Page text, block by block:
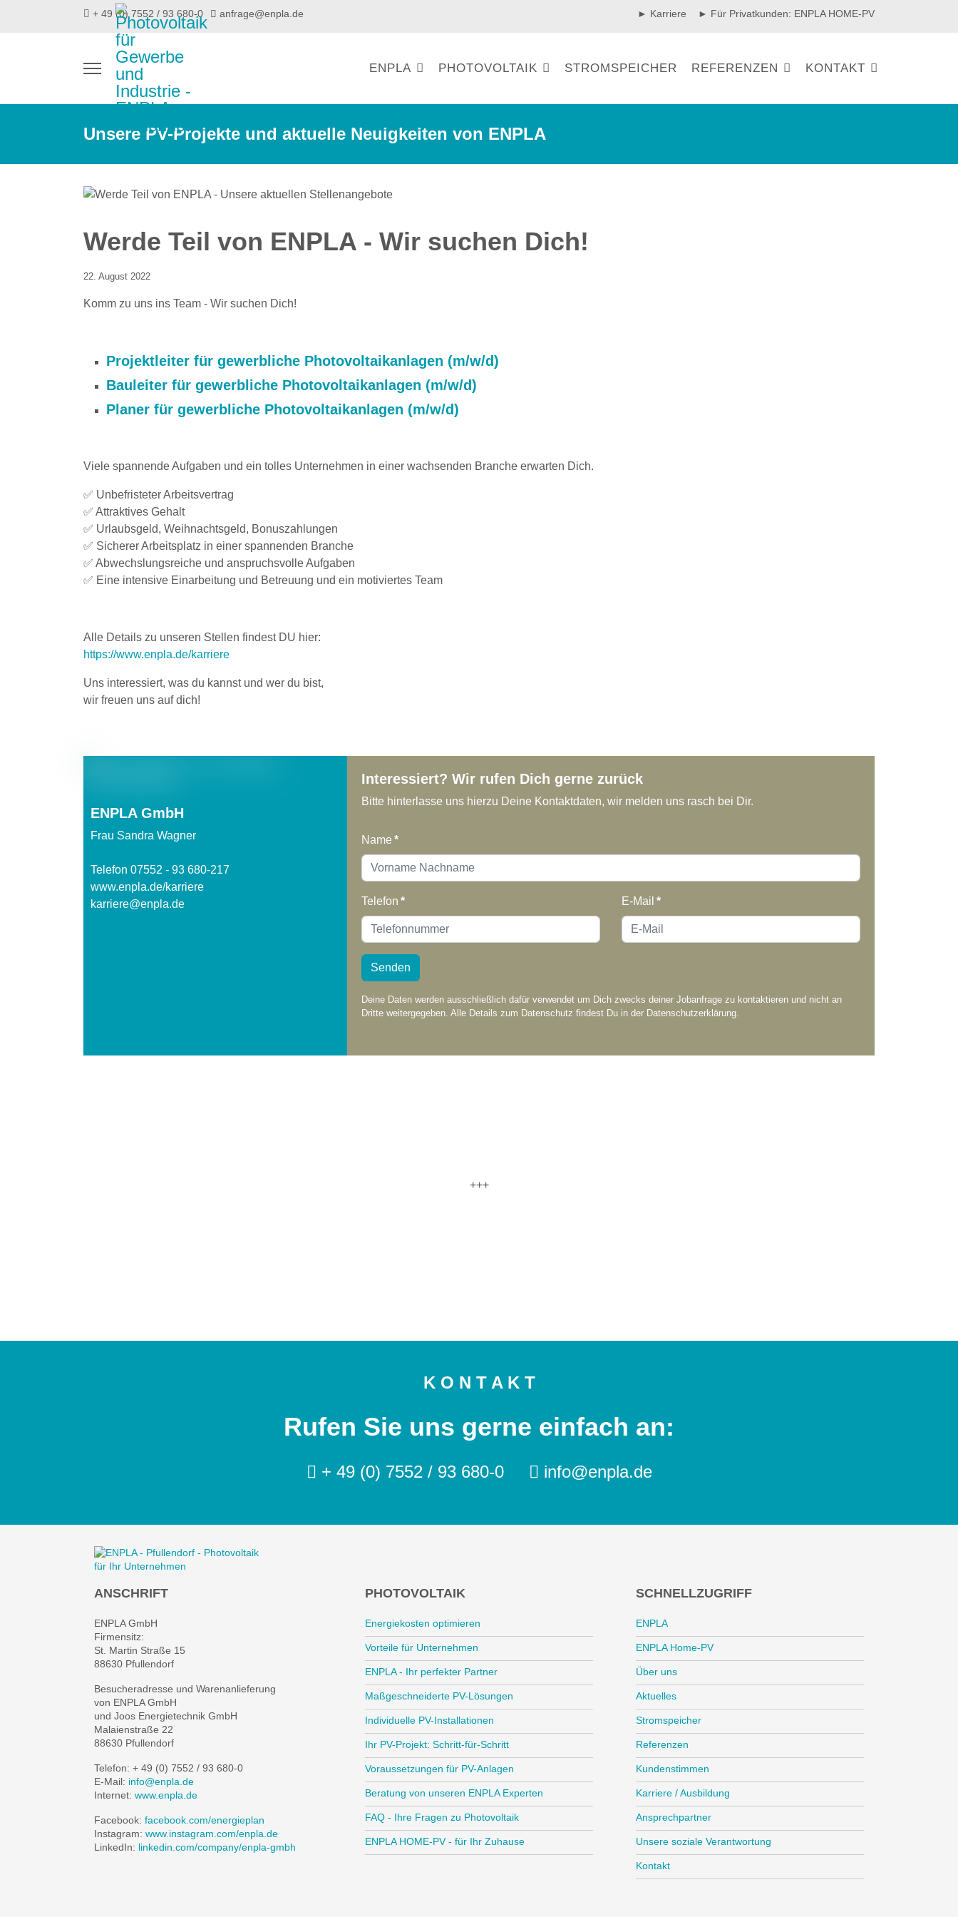
+ 49 (0) 7552 / 93 680-0 anfrage@enpla.de ► Karriere ► Für Privatkunden: ENPLA HOME-PV
ENPLA PHOTOVOLTAIK STROMSPEICHER REFERENZEN KONTAKT
Unsere PV-Projekte und aktuelle Neuigkeiten von ENPLA
Werde Teil von ENPLA - Wir suchen Dich!
22. August 2022
Komm zu uns ins Team - Wir suchen Dich!
Projektleiter für gewerbliche Photovoltaikanlagen (m/w/d)
Bauleiter für gewerbliche Photovoltaikanlagen (m/w/d)
Planer für gewerbliche Photovoltaikanlagen (m/w/d)
Viele spannende Aufgaben und ein tolles Unternehmen in einer wachsenden Branche erwarten Dich.
✅ Unbefristeter Arbeitsvertrag
✅ Attraktives Gehalt
✅ Urlaubsgeld, Weihnachtsgeld, Bonuszahlungen
✅ Sicherer Arbeitsplatz in einer spannenden Branche
✅ Abwechslungsreiche und anspruchsvolle Aufgaben
✅ Eine intensive Einarbeitung und Betreuung und ein motiviertes Team
Alle Details zu unseren Stellen findest DU hier:
https://www.enpla.de/karriere
Uns interessiert, was du kannst und wer du bist,
wir freuen uns auf dich!
ENPLA GmbH
Frau Sandra Wagner
Telefon 07552 - 93 680-217
www.enpla.de/karriere
karriere@enpla.de
Interessiert? Wir rufen Dich gerne zurück
Bitte hinterlasse uns hierzu Deine Kontaktdaten, wir melden uns rasch bei Dir.
Name *
Telefon * E-Mail *
Senden
Deine Daten werden ausschließlich dafür verwendet um Dich zwecks deiner Jobanfrage zu kontaktieren und nicht an
Dritte weitergegeben. Alle Details zum Datenschutz findest Du in der Datenschutzerklärung
+++
K O N T A K T
Rufen Sie uns gerne einfach an:
+ 49 (0) 7552 / 93 680-0 info@enpla.de
ANSCHRIFT
ENPLA GmbH
Firmensitz:
St. Martin Straße 15
88630 Pfullendorf
Besucheradresse und Warenanlieferung
von ENPLA GmbH
und Joos Energietechnik GmbH
Malaienstraße 22
88630 Pfullendorf
Telefon: + 49 (0) 7552 / 93 680-0
E-Mail: info@enpla.de
Internet: www.enpla.de
Facebook: facebook.com/energieplan
Instagram: www.instagram.com/enpla.de
LinkedIn: linkedin.com/company/enpla-gmbh
PHOTOVOLTAIK
Energiekosten optimieren
Vorteile für Unternehmen
ENPLA - Ihr perfekter Partner
Maßgeschneiderte PV-Lösungen
Individuelle PV-Installationen
Ihr PV-Projekt: Schritt-für-Schritt
Voraussetzungen für PV-Anlagen
Beratung von unseren ENPLA Experten
FAQ - Ihre Fragen zu Photovoltaik
ENPLA HOME-PV - für Ihr Zuhause
SCHNELLZUGRIFF
ENPLA
ENPLA Home-PV
Über uns
Aktuelles
Stromspeicher
Referenzen
Kundenstimmen
Karriere / Ausbildung
Ansprechpartner
Unsere soziale Verantwortung
Kontakt